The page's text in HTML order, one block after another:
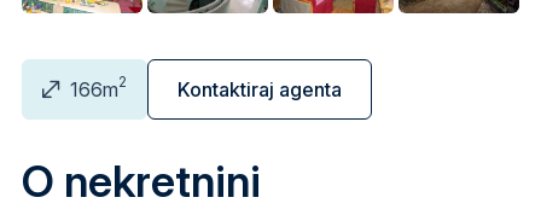
166m2 Kontaktiraj agenta
O nekretnini